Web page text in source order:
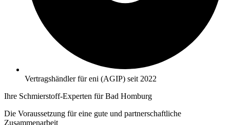
Vertragshändler für eni (AGIP) seit 2022
Ihre Schmierstoff-Experten für Bad Homburg
Die Voraussetzung für eine gute und partnerschaftliche
Zusammenarbeit